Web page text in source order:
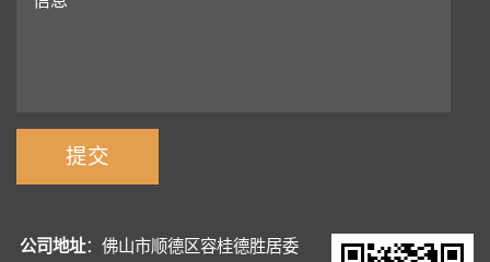
公司地址：佛山市顺德区容桂德胜居委